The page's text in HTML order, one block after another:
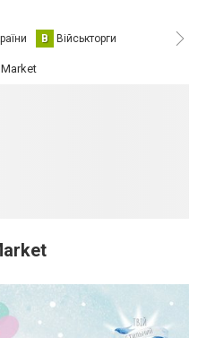
В Військторги